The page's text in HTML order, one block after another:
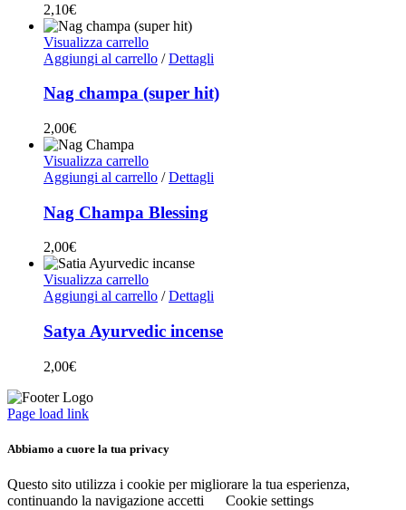
2,10€
Visualizza carrello
Aggiungi al carrello / Dettagli
Nag champa (super hit)
2,00€
Visualizza carrello
Aggiungi al carrello / Dettagli
Nag Champa Blessing
2,00€
Visualizza carrello
Aggiungi al carrello / Dettagli
Satya Ayurvedic incense
2,00€
Page load link
Abbiamo a cuore la tua privacy
Questo sito utilizza i cookie per migliorare la tua esperienza,
continuando la navigazione accetti
Cookie settings